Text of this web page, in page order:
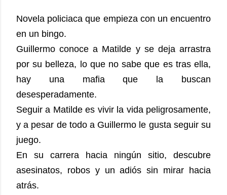
Novela policiaca que empieza con un encuentro
en un bingo.
Guillermo conoce a Matilde y se deja arrastra
por su belleza, lo que no sabe que es tras ella,
hay una mafia que la buscan
desesperadamente.
Seguir a Matilde es vivir la vida peligrosamente,
y a pesar de todo a Guillermo le gusta seguir su
juego.
En su carrera hacia ningún sitio, descubre
asesinatos, robos y un adiós sin mirar hacia
atrás.